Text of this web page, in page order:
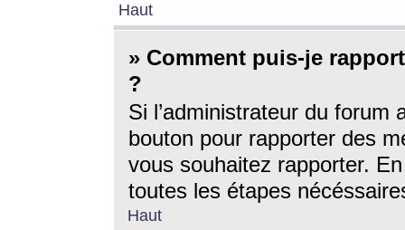
Haut
» Comment puis-je
?
Si l’administrateur du forum
bouton pour rapporter des
vous souhaitez rapporter.
toutes les étapes
Haut